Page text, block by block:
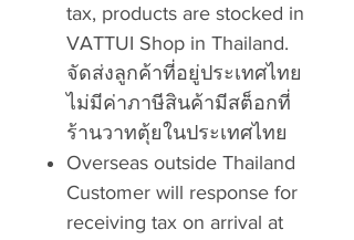
tax, products are stocked in
VATTUI Shop in Thailand.
จัดส่งลูกค้าที่อยู่ประเทศไทย
ไม่มีค่าภาษีสินค้ามีสต็อกที่
ร้านวาทตุ้ยในประเทศไทย
Overseas outside Thailand
Customer will response for
receiving tax on arrival at